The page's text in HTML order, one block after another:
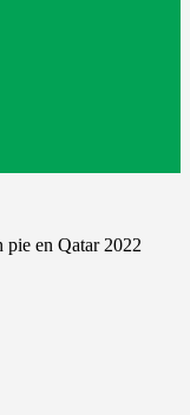
en Qatar 2022